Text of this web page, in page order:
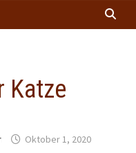
Katze
Oktober 1, 2020